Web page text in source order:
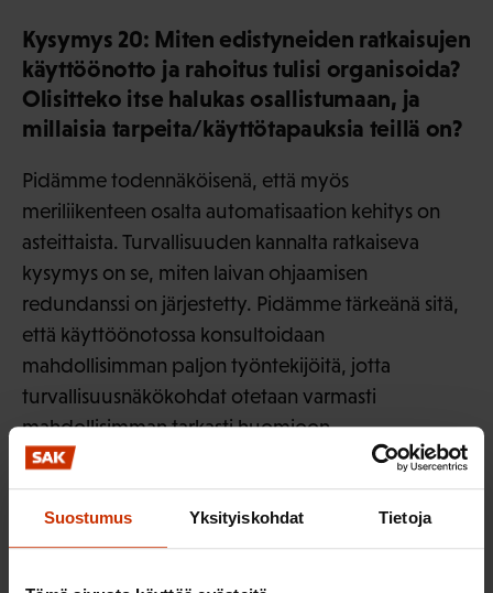
Suostumus Yksityiskohdat Tietoja
Kysymys 20: Miten edistyneiden ratkaisujen
käyttöönotto ja rahoitus tulisi organisoida?
Olisitteko itse halukas osallistumaan, ja
millaisia tarpeita/käyttötapauksia teillä on?
Pidämme todennäköisenä, että myös
meriliikenteen osalta automatisaation kehitys on
asteittaista. Turvallisuuden kannalta ratkaiseva
kysymys on se, miten laivan ohjaamisen
redundanssi on järjestetty. Pidämme tärkeänä sitä,
että käyttöönotossa konsultoidaan
mahdollisimman paljon työntekijöitä, jotta
turvallisuusnäkökohdat otetaan varmasti
mahdollisimman tarkasti huomioon.